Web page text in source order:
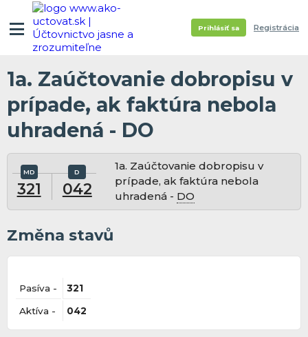
Prihlásiť sa Registrácia
1a. Zaúčtovanie dobropisu v
prípade, ak faktúra nebola
uhradená - DO
321 042
1a. Zaúčtovanie dobropisu v
prípade, ak faktúra nebola
uhradená - DO
Změna stavů
Pasíva - 321
Aktíva - 042